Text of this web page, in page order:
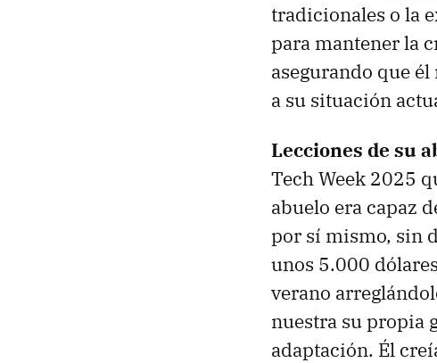
tradicionales o la
para mantener la
asegurando que
a su situación
Lecciones de su
Tech Week 2025
abuelo era capaz
por sí mismo, sin
unos 5.000
verano
nuestra su propia
adaptación. Él